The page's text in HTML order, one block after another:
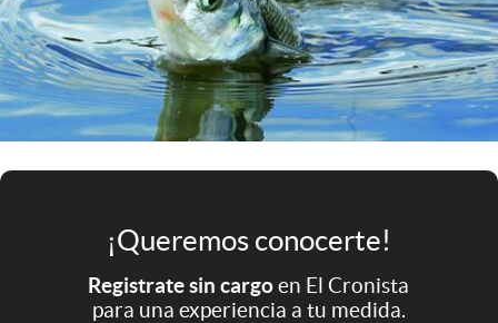
Eventos Corporativos
El Cronista Studio
Mediakit
abre en nueva pestaña
¡Queremos conocerte!
Registrate sin cargoen El Cronista
para una experiencia a tu medida.